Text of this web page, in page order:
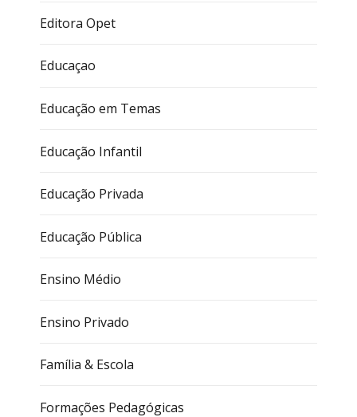
Editora Opet
Educaçao
Educação em Temas
Educação Infantil
Educação Privada
Educação Pública
Ensino Médio
Ensino Privado
Família & Escola
Formações Pedagógicas